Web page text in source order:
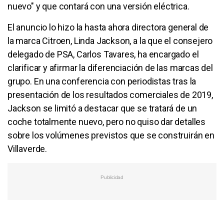
nuevo" y que contará con una versión eléctrica.
El anuncio lo hizo la hasta ahora directora general de
la marca Citroen, Linda Jackson, a la que el consejero
delegado de PSA, Carlos Tavares, ha encargado el
clarificar y afirmar la diferenciación de las marcas del
grupo. En una conferencia con periodistas tras la
presentación de los resultados comerciales de 2019,
Jackson se limitó a destacar que se tratará de un
coche totalmente nuevo, pero no quiso dar detalles
sobre los volúmenes previstos que se construirán en
Villaverde.